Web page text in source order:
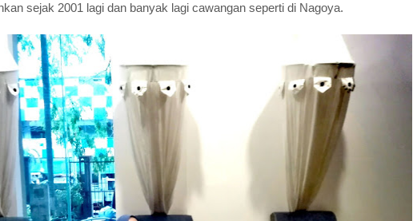
sejak 2001 lagi dan banyak lagi cawangan seperti di Nagoya.